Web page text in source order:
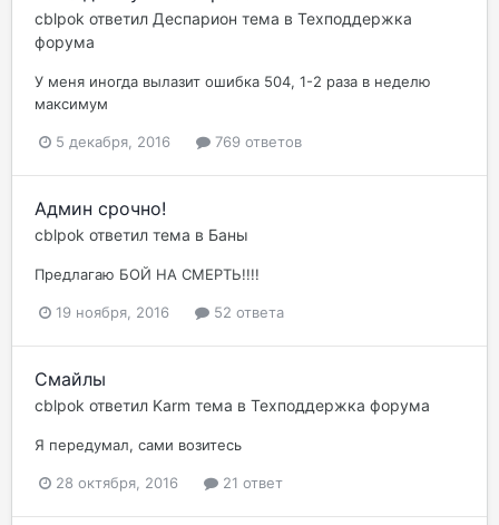
cblpok ответил Деспарион тема в Техподдержка
форума
У меня иногда вылазит ошибка 504, 1-2 раза в неделю
максимум
5 декабря, 2016 769 ответов
Админ срочно!
cblpok ответил тема в Баны
Предлагаю БОЙ НА СМЕРТЬ!!!!
19 ноября, 2016 52 ответа
Смайлы
cblpok ответил Karm тема в Техподдержка форума
Я передумал, сами возитесь
28 октября, 2016 21 ответ